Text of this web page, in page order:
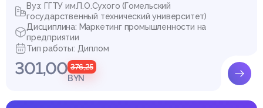
Вуз: ГГТУ им.П.О.Сухого (Гомельский
государственный технический университет)
Дисциплина: Маркетинг промышленности на
предприятии
Тип работы: Диплом
301,00 376,25
BYN